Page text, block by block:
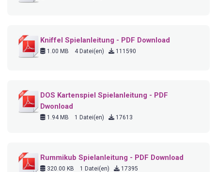
Kniffel Spielanleitung - PDF Download
1.00 MB 4 Datei(en) 111590
DOS Kartenspiel Spielanleitung - PDF
Dwonload
1.94 MB 1 Datei(en) 17613
Rummikub Spielanleitung - PDF Download
320.00 KB 1 Datei(en) 17395